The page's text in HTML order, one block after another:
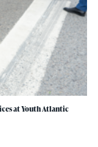
at Youth Atlantic